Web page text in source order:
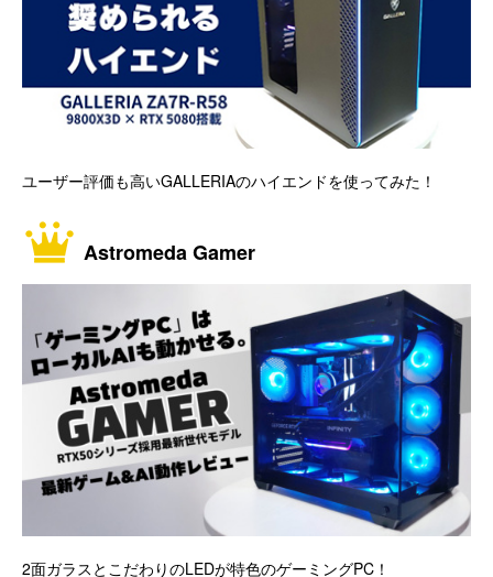
ユーザー評価も高いGALLERIAのハイエンドを使ってみた！
Astromeda Gamer
2面ガラスとこだわりのLEDが特色のゲーミングPC！